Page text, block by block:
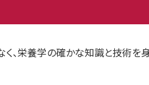
栄養学の確かな知識と技術を